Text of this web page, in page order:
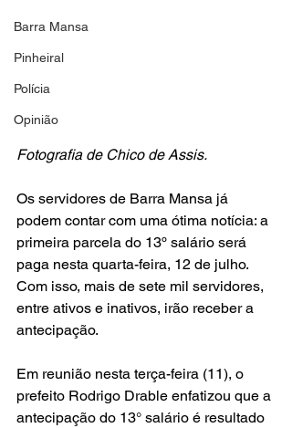
Barra Mansa
Pinheiral
Polícia
Opinião
Fotografia de Chico de Assis.
Os servidores de Barra Mansa já
podem contar com uma ótima notícia: a
primeira parcela do 13º salário será
paga nesta quarta-feira, 12 de julho.
Com isso, mais de sete mil servidores,
entre ativos e inativos, irão receber a
antecipação.
Em reunião nesta terça-feira (11), o
prefeito Rodrigo Drable enfatizou que a
antecipação do 13° salário é resultado